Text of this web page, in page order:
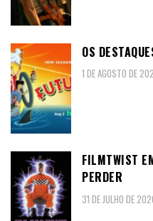
OS
1 DE AGOSTO DE
FILMTWIST
PERDER
31 DE JULHO DE